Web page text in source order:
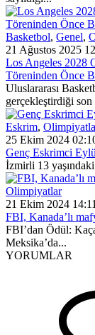
Basketbol, Genel,
21 Ağustos 2025
Los Angeles 2028
Töreninden Önce
Uluslararası
gerçekleştirdiği son
Eskrim,
25 Ekim 2024
Genç Eskrimci
İzmirli 13
Olimpiyatlar
21 Ekim 2024 14:11
FBI, Kanada’lı
FBI’dan Ödül:
Meksika’da...
YORUMLAR